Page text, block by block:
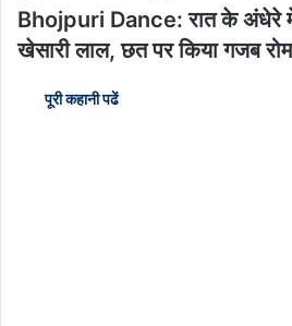
Bhojpuri Dance: रात के अंधेरे
खेसारी लाल, छत पर किया गजब
पूरी कहानी पढें